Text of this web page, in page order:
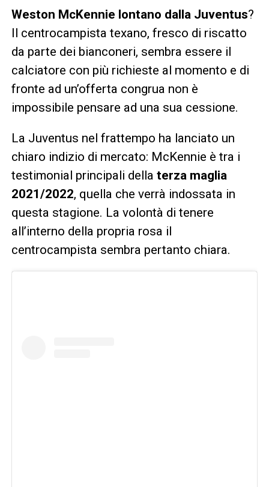
Weston McKennie lontano dalla Juventus?
Il centrocampista texano, fresco di riscatto
da parte dei bianconeri, sembra essere il
calciatore con più richieste al momento e di
fronte ad un’offerta congrua non è
impossibile pensare ad una sua cessione.
La Juventus nel frattempo ha lanciato un
chiaro indizio di mercato: McKennie è tra i
testimonial principali della terza maglia
2021/2022, quella che verrà indossata in
questa stagione. La volontà di tenere
all’interno della propria rosa il
centrocampista sembra pertanto chiara.